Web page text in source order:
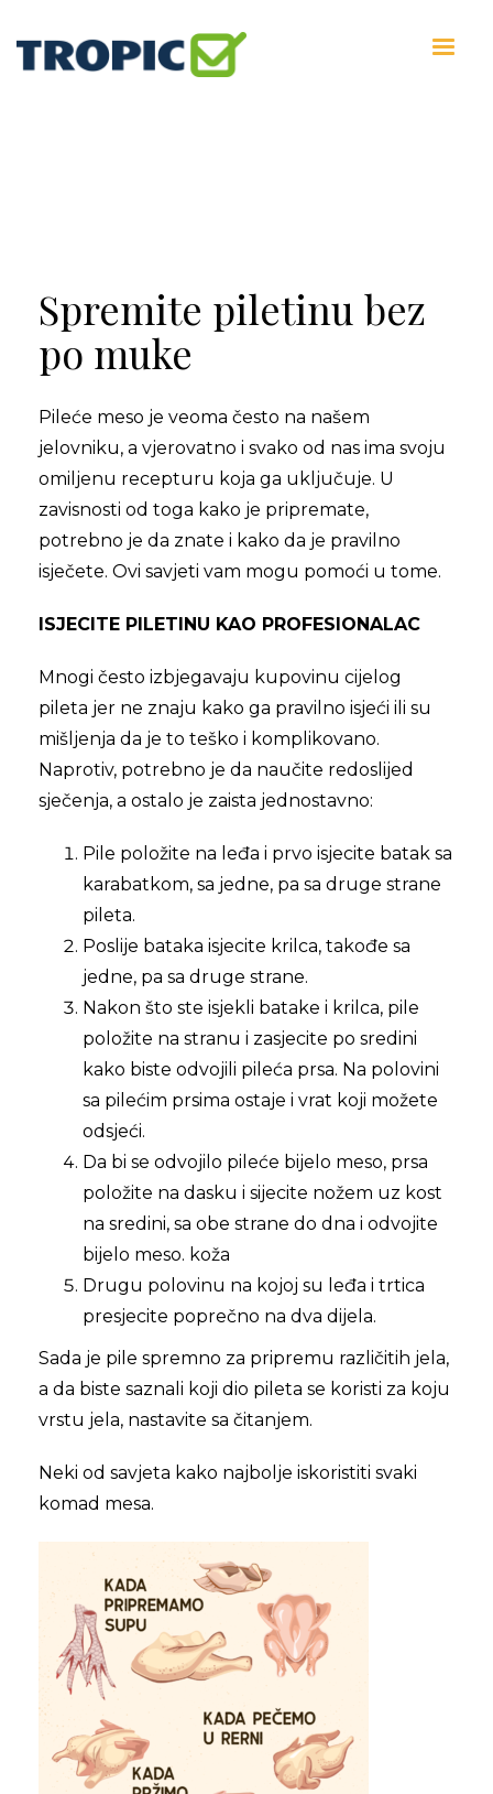
Spremite piletinu bez
po muke
Pileće meso je veoma često na našem
jelovniku, a vjerovatno i svako od nas ima svoju
omiljenu recepturu koja ga uključuje. U
zavisnosti od toga kako je pripremate,
potrebno je da znate i kako da je pravilno
isječete. Ovi savjeti vam mogu pomoći u tome.
ISJECITE PILETINU KAO PROFESIONALAC
Mnogi često izbjegavaju kupovinu cijelog
pileta jer ne znaju kako ga pravilno isjeći ili su
mišljenja da je to teško i komplikovano.
Naprotiv, potrebno je da naučite redoslijed
sječenja, a ostalo je zaista jednostavno:
Pile položite na leđa i prvo isjecite batak sa
karabatkom, sa jedne, pa sa druge strane
pileta.
Poslije bataka isjecite krilca, takođe sa
jedne, pa sa druge strane.
Nakon što ste isjekli batake i krilca, pile
položite na stranu i zasjecite po sredini
kako biste odvojili pileća prsa. Na polovini
sa pilećim prsima ostaje i vrat koji možete
odsjeći.
Da bi se odvojilo pileće bijelo meso, prsa
položite na dasku i sijecite nožem uz kost
na sredini, sa obe strane do dna i odvojite
bijelo meso. koža
Drugu polovinu na kojoj su leđa i trtica
presjecite poprečno na dva dijela.
Sada je pile spremno za pripremu različitih jela,
a da biste saznali koji dio pileta se koristi za koju
vrstu jela, nastavite sa čitanjem.
Neki od savjeta kako najbolje iskoristiti svaki
komad mesa.